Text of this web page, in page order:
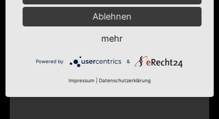
Ablehnen
mehr
Powered by &
Impressum Datenschutzerklärung